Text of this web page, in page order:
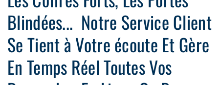
Blindées... Notre Service Client
Se Tient à Votre écoute Et Gère
En Temps Réel Toutes Vos